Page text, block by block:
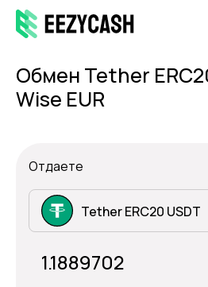
Обмен Tether
Wise EUR
Отдаете
Tether ERC20 USDT